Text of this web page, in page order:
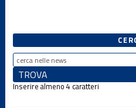
Under 13 M
Under 14 F
Inserire almeno 4 caratteri